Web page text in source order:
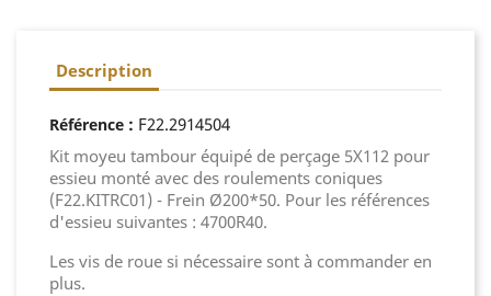
Description
Référence : F22.2914504
Kit moyeu tambour équipé de perçage 5X112 pour
essieu monté avec des roulements coniques
(F22.KITRC01) - Frein Ø200*50. Pour les références
d'essieu suivantes : 4700R40.
Les vis de roue si nécessaire sont à commander en
plus.